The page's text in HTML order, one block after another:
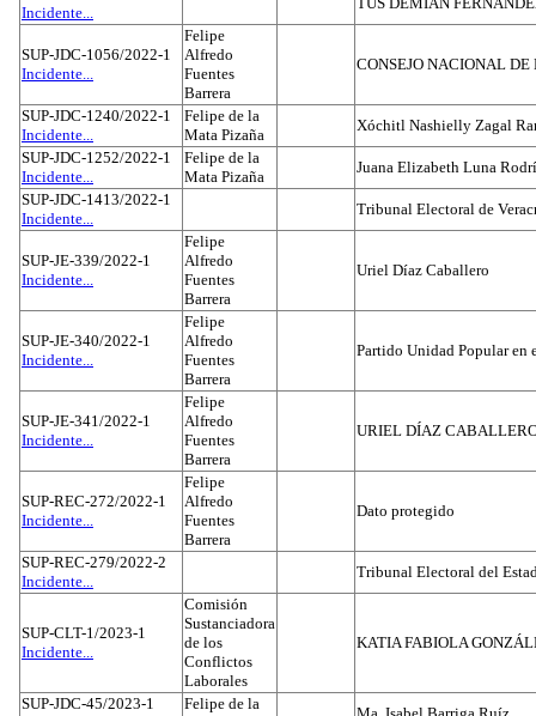
Incidente...
SUP-JDC-1056/2022-1
Incidente...
Felipe
Alfredo
Fuentes
Barrera
CONSEJO NACIONAL
SUP-JDC-1240/2022-1
Incidente...
Felipe de la
Mata Pizaña
Xóchitl Nashielly Zagal
SUP-JDC-1252/2022-1
Incidente...
Felipe de la
Mata Pizaña
Juana Elizabeth Luna
SUP-JDC-1413/2022-1
Incidente...
Tribunal Electoral de
SUP-JE-339/2022-1
Incidente...
Felipe
Alfredo
Fuentes
Barrera
Uriel Díaz Caballero
SUP-JE-340/2022-1
Incidente...
Felipe
Alfredo
Fuentes
Barrera
Partido Unidad Popular en
SUP-JE-341/2022-1
Incidente...
Felipe
Alfredo
Fuentes
Barrera
URIEL DÍAZ
SUP-REC-272/2022-1
Incidente...
Felipe
Alfredo
Fuentes
Barrera
Dato protegido
SUP-REC-279/2022-2
Incidente...
Tribunal Electoral del
SUP-CLT-1/2023-1
Incidente...
Comisión
Sustanciadora
de los
Conflictos
Laborales
KATIA FABIOLA
SUP-JDC-45/2023-1
Felipe de la